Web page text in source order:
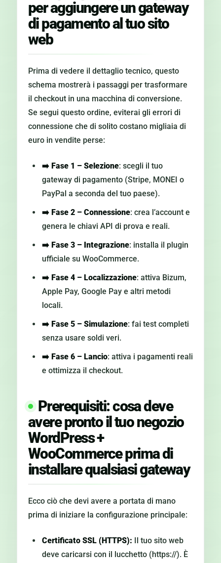
per aggiungere un gateway
di pagamento al tuo sito
web
Prima di vedere il dettaglio tecnico, questo
schema mostrerà i passaggi per trasformare
il checkout in una macchina di conversione.
Se segui questo ordine, eviterai gli errori di
connessione che di solito costano migliaia di
euro in vendite perse:
➡️ Fase 1 – Selezione: scegli il tuo
gateway di pagamento (Stripe, MONEI o
PayPal a seconda del tuo paese).
➡️ Fase 2 – Connessione: crea l’account e
genera le chiavi API di prova e reali.
➡️ Fase 3 – Integrazione: installa il plugin
ufficiale su WooCommerce.
➡️ Fase 4 – Localizzazione: attiva Bizum,
Apple Pay, Google Pay e altri metodi
locali.
➡️ Fase 5 – Simulazione: fai test completi
senza usare soldi veri.
➡️ Fase 6 – Lancio: attiva i pagamenti reali
e ottimizza il checkout.
Prerequisiti: cosa deve
avere pronto il tuo negozio
WordPress +
WooCommerce prima di
installare qualsiasi gateway
Ecco ciò che devi avere a portata di mano
prima di iniziare la configurazione principale:
Certificato SSL (HTTPS): Il tuo sito web
deve caricarsi con il lucchetto (https://). È